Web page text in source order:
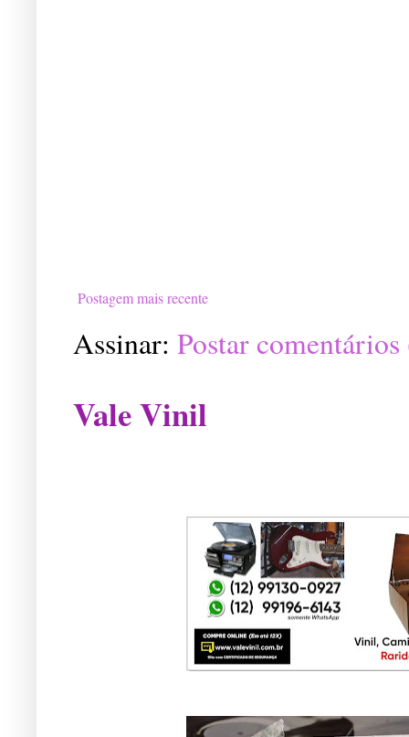
Postagem mais recente
Assinar: Postar
Vale Vinil